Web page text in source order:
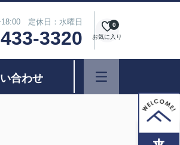
定休日：水曜日
3320 お気に入り
0
合わせ